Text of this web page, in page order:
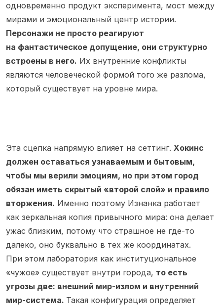
одновременно продукт эксперимента, мост между
мирами и эмоциональный центр истории.
Персонажи не просто реагируют
на фантастическое допущение, они структурно
встроены в него. Их внутренние конфликты
являются человеческой формой того же разлома,
который существует на уровне мира.
Эта сцепка напрямую влияет на сеттинг. Хокинс
должен оставаться узнаваемым и бытовым,
чтобы мы верили эмоциям, но при этом город
обязан иметь скрытый «второй слой» и правило
вторжения. Именно поэтому Изнанка работает
как зеркальная копия привычного мира: она делает
ужас близким, потому что страшное не где-то
далеко, оно буквально в тех же координатах.
При этом лаборатория как институциональное
«чужое» существует внутри города, то есть
угрозы две: внешний мир-излом и внутренний
мир-система. Такая конфигурация определяет